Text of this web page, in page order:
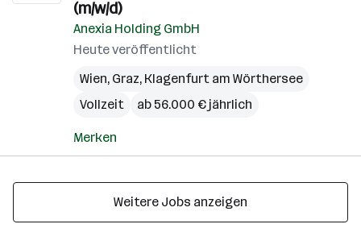
(m/w/d)
Anexia Holding GmbH
Heute veröffentlicht
Wien, Graz, Klagenfurt am Wörthersee
Vollzeit
ab 56.000 € jährlich
Merken
Weitere Jobs anzeigen